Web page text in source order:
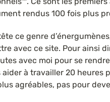
rendus 100 fois plus
ce genre
avec ce site. Pour ainsi
avec moi pour se
à travailler 20 heures
agréables, pas pour